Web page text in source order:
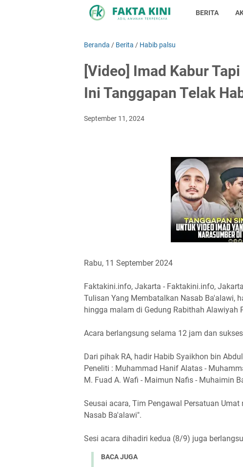
BERITA
Beranda / Berita / Habib palsu
[Video] Imad Kabur
Ini Tanggapan Telak
September 11, 2024
Rabu, 11 September 2024
Faktakini.info, Jakarta - Faktakini.info,
Tulisan Yang Membatalkan Nasab Ba'alawi,
hingga malam di Gedung Rabithah Alawiyah
Acara berlangsung selama 12 jam dan
Dari pihak RA, hadir Habib Syaikhon bin
Peneliti : Muhammad Hanif Alatas -
M. Fuad A. Wafi - Maimun Nafis - Muhaimin
Seusai acara, Tim Pengawal Persatuan
Nasab Ba'alawi".
Sesi acara dihadiri kedua (8/9) juga
BACA JUGA